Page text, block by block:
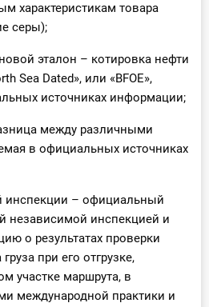
характеристикам товара
серы);
эталон – котировка нефти
Sea Dated», или «BFOE»,
источниках информации;
между различными
в официальных источниках
инспекции – официальный
независимой инспекцией и
о результатах проверки
при его отгрузке,
участке маршрута, в
международной практики и